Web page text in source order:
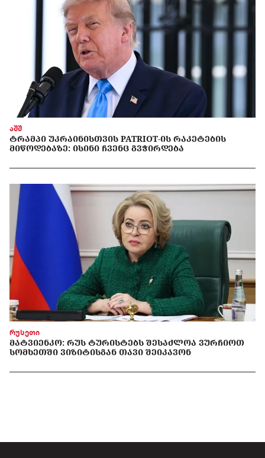
აშშ
ᲢᲠᲐᲛᲞᲘ ᲣᲙᲠᲐᲘᲜᲘᲡᲗᲕᲘᲡ PATRIOT-ᲘᲡ ᲠᲐᲙᲔᲢᲔᲑᲘᲡ
ᲛᲘᲬᲝᲓᲔᲑᲐᲖᲔ: ᲘᲡᲘᲜᲘ ᲩᲕᲔᲜᲪ ᲒᲕᲭᲘᲠᲓᲔᲑᲐ
რუსეთი
ᲛᲐᲢᲕᲘᲔᲜᲙᲝ: ᲠᲣᲡ ᲢᲣᲠᲘᲡᲢᲔᲑᲡ ᲨᲔᲡᲐᲫᲚᲝᲐ ᲕᲣᲠᲩᲘᲝᲗ
ᲡᲝᲛᲮᲔᲗᲨᲘ ᲕᲘᲖᲘᲢᲘᲡᲒᲐᲜ ᲗᲐᲕᲘ ᲨᲔᲘᲙᲐᲕᲝᲜ